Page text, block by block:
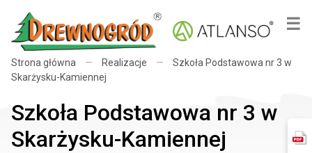
☰
×
Strona główna — Realizacje —
Szkoła Podstawowa nr 3 w
Skarżysku-Kamiennej
Szkoła Podstawowa nr 3 w
Skarżysku-Kamiennej